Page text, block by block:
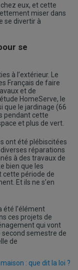
eux, et cette
miser dans
se divertir à
se
à l’extérieur. Le
Français de faire
et de
HomeServe, le
que le jardinage (66
pendant cette
et plus de vert.
ont été plébiscitées
réparations
à des travaux de
bien que les
cette période de
Et ils ne s’en
été l’élément
ces projets de
qui vont
second semestre de
de
: que dit la loi ?